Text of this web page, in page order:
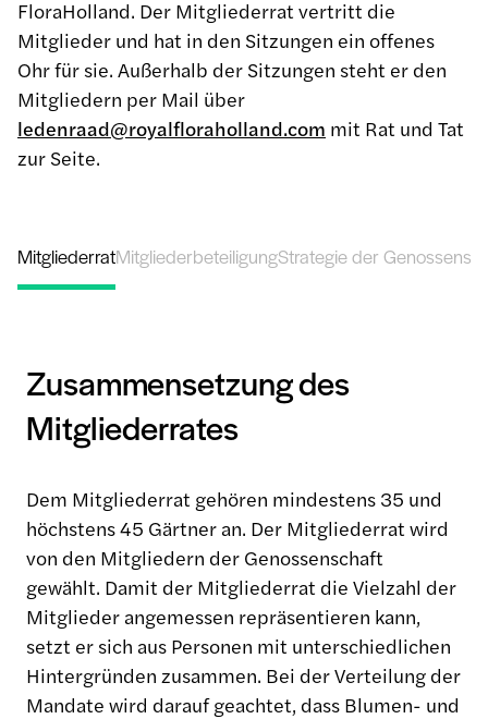
FloraHolland. Der Mitgliederrat vertritt die
Mitglieder und hat in den Sitzungen ein offenes
Ohr für sie. Außerhalb der Sitzungen steht er den
Mitgliedern per Mail über
ledenraad@royalfloraholland.com mit Rat und Tat
zur Seite.
MitgliederratMitgliederbeteiligungStrategie der
Zusammensetzung des
Mitgliederrates
Dem Mitgliederrat gehören mindestens 35 und
höchstens 45 Gärtner an. Der Mitgliederrat wird
von den Mitgliedern der Genossenschaft
gewählt. Damit der Mitgliederrat die Vielzahl der
Mitglieder angemessen repräsentieren kann,
setzt er sich aus Personen mit unterschiedlichen
Hintergründen zusammen. Bei der Verteilung der
Mandate wird darauf geachtet, dass Blumen- und